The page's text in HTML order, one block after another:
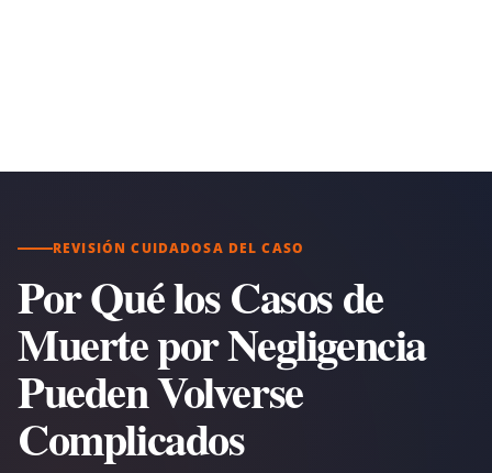
REVISIÓN CUIDADOSA DEL CASO
Por Qué los Casos de
Muerte por Negligencia
Pueden Volverse
Complicados